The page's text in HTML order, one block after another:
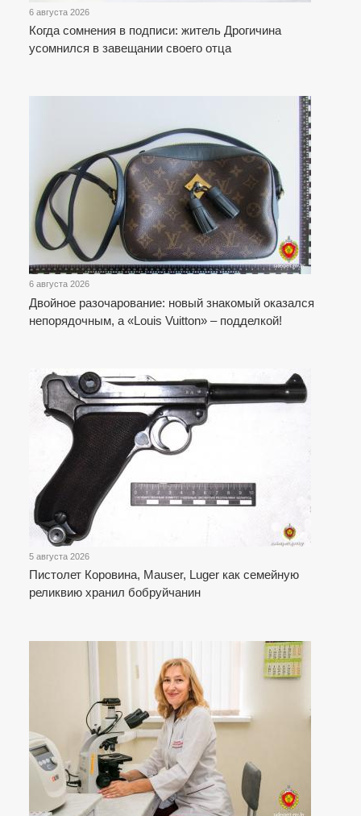
6 августа 2026
Когда сомнения в подписи: житель Дрогичина
усомнился в завещании своего отца
6 августа 2026
Двойное разочарование: новый знакомый оказался
непорядочным, а «Louis Vuitton» – подделкой!
5 августа 2026
Пистолет Коровина, Mauser, Luger как семейную
реликвию хранил бобруйчанин